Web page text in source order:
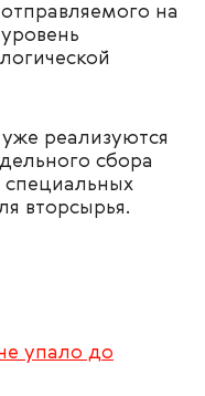
на
реализуются
сбора
специальных
вторсырья.
упало до